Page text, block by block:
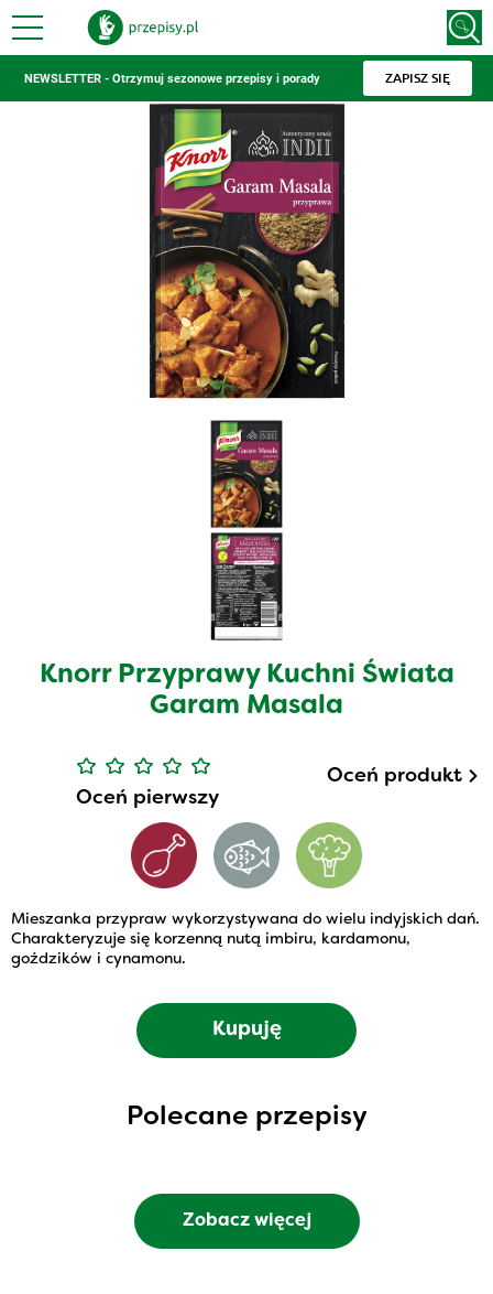
NEWSLETTER - Otrzymuj sezonowe przepisy i porady ZAPISZ SIĘ
Knorr Przyprawy Kuchni Świata
Garam Masala
Oceń pierwszy
Oceń produkt
Mieszanka przypraw wykorzystywana do wielu indyjskich dań.
Charakteryzuje się korzenną nutą imbiru, kardamonu,
goździków i cynamonu.
Kupuję
Polecane przepisy
Zobacz więcej